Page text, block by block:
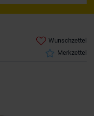
Wunschzettel
Merkzettel